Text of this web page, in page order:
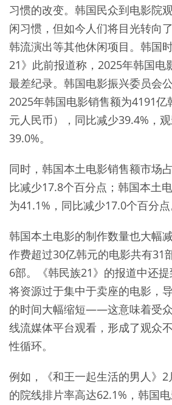
习惯的改变。韩国民众到电影院
闲习惯，但如今人们将目光转向
韩流演出等其他休闲项目。韩国
21》此前报道称，2025年韩国电
最差纪录。韩国电影振兴委员会
2025年韩国电影销售额为4191亿
元人民币），同比减少39.4%，
39.0%。
同时，韩国本土电影销售额市场
比减少17.8个百分点；韩国本土
为41.1%，同比减少17.0个百分点
韩国本土电影的制作数量也大幅
作费超过30亿韩元的电影共有31
6部。《韩民族21》的报道中还
将资源过于集中于卖座的电影，
的时间大幅缩短——这意味着受
线流媒体平台观看，形成了观众
性循环。
例如，《和王一起生活的男人》
的院线排片率高达62.1%，韩国